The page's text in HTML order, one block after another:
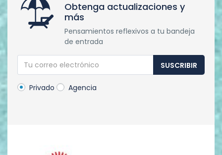
Obtenga actualizaciones y
más
Pensamientos reflexivos a tu bandeja
de entrada
SUSCRIBIR
Privado Agencia